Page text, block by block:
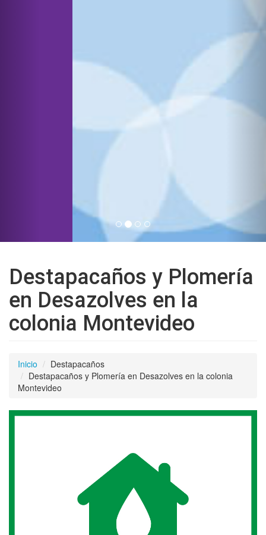
Destapacaños y Plomería
en Desazolves en la
colonia Montevideo
Inicio
Destapacaños
Destapacaños y Plomería en Desazolves en la colonia
Montevideo